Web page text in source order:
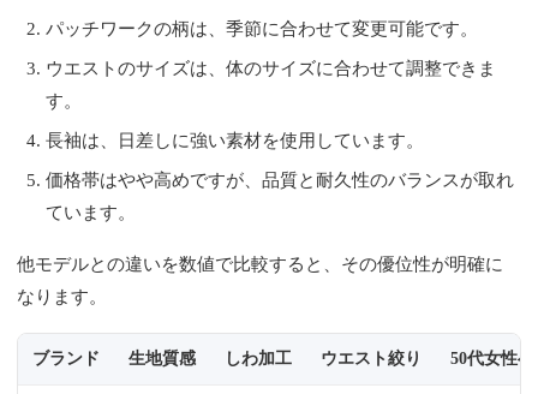
パッチワークの柄は、季節に合わせて変更可能です。
ウエストのサイズは、体のサイズに合わせて調整できま
す。
長袖は、日差しに強い素材を使用しています。
価格帯はやや高めですが、品質と耐久性のバランスが取れ
ています。
他モデルとの違いを数値で比較すると、その優位性が明確に
なります。
ブランド 生地質感 しわ加工 ウエスト絞り 50代女性